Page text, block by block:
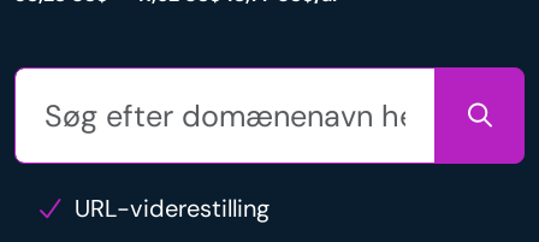
URL-viderestilling